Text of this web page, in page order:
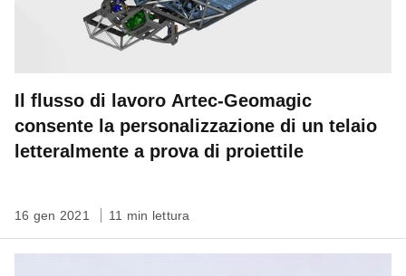
Il flusso di lavoro Artec-Geomagic
consente la personalizzazione di un telaio
letteralmente a prova di proiettile
16 gen 2021 11 min lettura